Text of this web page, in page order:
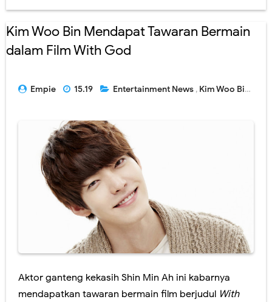
Kim Woo Bin Mendapat Tawaran Bermain
dalam Film With God
Empie 15.19 Entertainment News , Kim Woo Bin
Aktor ganteng kekasih Shin Min Ah ini kabarnya
mendapatkan tawaran bermain film berjudul With